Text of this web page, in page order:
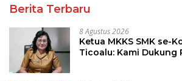
Berita Terbaru
8 Agustus 2026
Ketua MKKS SMK se-
Ticoalu: Kami Dukung